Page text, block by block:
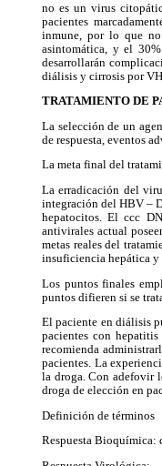
no es un virus
pacientes
inmune, por lo que
asintomática, y el
desarrollarán
diálisis y cirrosis por
TRATAMIENTO DE
La selección de un
de respuesta, eventos
La meta final del
La erradicación del
integración del HBV –
hepatocitos. El ccc
antivirales actual
metas reales del
insuficiencia hepática
Los puntos finales
puntos difieren si se
El paciente en diálisis
pacientes con
recomienda
pacientes. La
la droga. Con adefovir
droga de elección en
Definición de términos
Respuesta Bioquímica: